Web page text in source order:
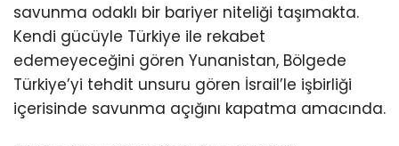
savunma odaklı bir bariyer niteliği taşımakta.
Kendi gücüyle Türkiye ile rekabet
edemeyeceğini gören Yunanistan, Bölgede
Türkiye’yi tehdit unsuru gören İsrail’le işbirliği
içerisinde savunma açığını kapatma amacında.